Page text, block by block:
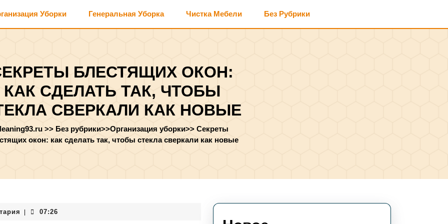
Уборки Генеральная Уборка Чистка Мебели Без Рубрики
БЛЕСТЯЩИХ ОКОН:
КАК СДЕЛАТЬ ТАК, ЧТОБЫ
СВЕРКАЛИ КАК НОВЫЕ
>> Без рубрики>>Организация уборки>> Секреты
окон: как сделать так, чтобы стекла сверкали как новые
07:26